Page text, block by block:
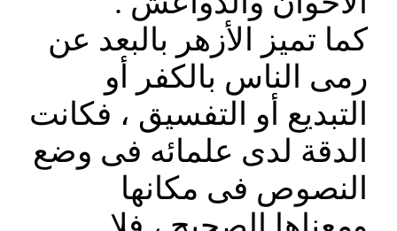
كما تميز الأزهر بالبعد عن
رمى الناس بالكفر أو
التبديع أو التفسيق ، فكانت
الدقة لدى علمائه فى وضع
النصوص فى مكانها